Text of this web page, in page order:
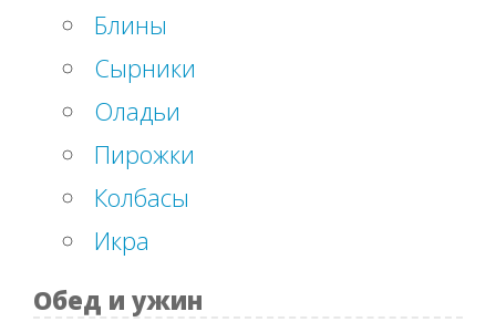
Блины
Сырники
Оладьи
Пирожки
Колбасы
Икра
Обед и ужин